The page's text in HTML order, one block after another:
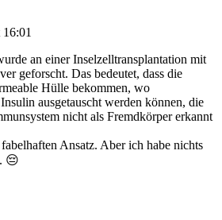
an einer Inselzelltransplantation mit
geforscht. Das bedeutet, dass die
Hülle bekommen, wo
ausgetauscht werden können, die
nicht als Fremdkörper erkannt
Ansatz. Aber ich habe nichts
😔